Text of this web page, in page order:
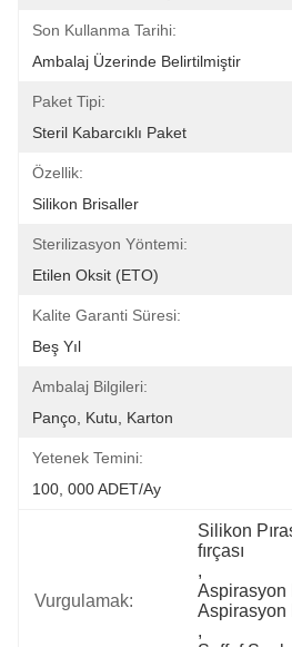
Son Kullanma Tarihi:
Ambalaj Üzerinde Belirtilmiştir
Paket Tipi:
Steril Kabarcıklı Paket
Özellik:
Silikon Brisaller
Sterilizasyon Yöntemi:
Etilen Oksit (ETO)
Kalite Garanti Süresi:
Beş Yıl
Ambalaj Bilgileri:
Panço, Kutu, Karton
Yetenek Temini:
100, 000 ADET/Ay
Vurgulamak:
Silikon
fırçası
,
Aspirasyon
Aspirasyon
,